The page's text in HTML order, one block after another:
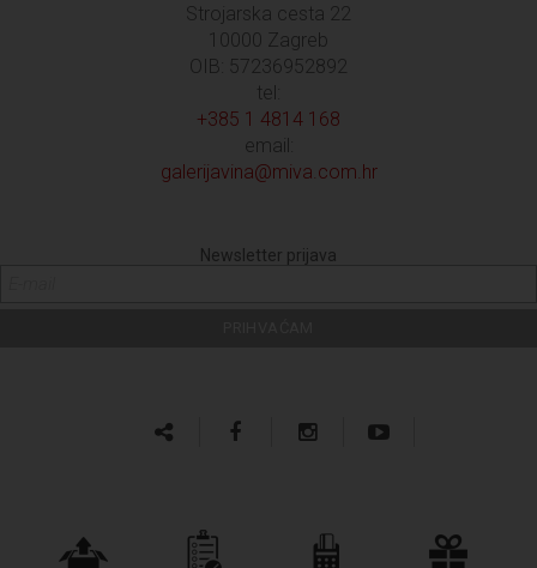
Strojarska cesta 22
10000 Zagreb
OIB: 57236952892
tel:
+385 1 4814 168
email:
galerijavina@miva.com.hr
Newsletter prijava